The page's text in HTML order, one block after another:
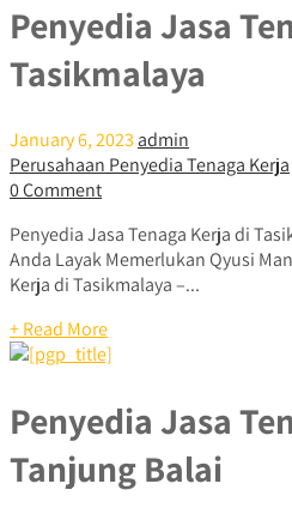
Penyedia Jasa
Tasikmalaya
January 6, 2023 admin
Perusahaan Penyedia Tenaga Kerja
0 Comment
Penyedia Jasa Tenaga Kerja di
Anda Layak Memerlukan Qyusi
Kerja di Tasikmalaya –...
+ Read More
Penyedia Jasa
Tanjung Balai